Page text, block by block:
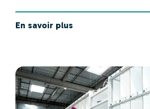
En savoir plus